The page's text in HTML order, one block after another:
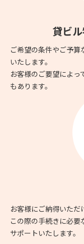
貸ビ
ご希望の条件やご予算
いたします。
お客様のご要望によっ
もあります。
お客様にご納得いただ
この際の手続きに必要
サポートいたします。